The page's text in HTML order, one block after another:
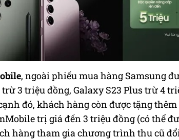
, ngoài phiếu mua hàng Samsung
3 triệu đồng, Galaxy S23 Plus trừ 4
đó, khách hàng còn được tặng
trị giá đến 3 triệu đồng (có thể
hàng tham gia chương trình thu cũ